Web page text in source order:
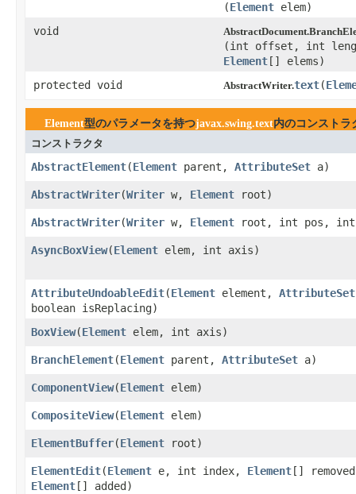
(Element elem)
void
(int offset, int
Element [] elems)
protected void
AbstractWriter.text​(
Element型のパラメータを持つjavax.swing.text内のコンストラ
コンストラクタ
AbstractElement​(Element parent, AttributeSet a)
AbstractWriter​(Writer w, Element root)
AbstractWriter​(Writer w, Element root, int pos,
AsyncBoxView​(Element elem, int axis)
AttributeUndoableEdit​(Element element, AttributeSet
boolean isReplacing)
BoxView​(Element elem, int axis)
BranchElement​(Element parent, AttributeSet a)
ComponentView​(Element elem)
CompositeView​(Element elem)
ElementBuffer​(Element root)
ElementEdit​(Element e, int index, Element []
Element [] added)